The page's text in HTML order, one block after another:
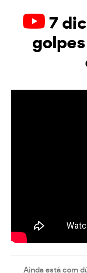
7
Ainda está com